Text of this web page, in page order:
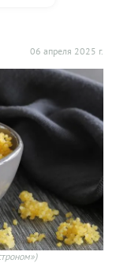
06 апреля 2025 г.